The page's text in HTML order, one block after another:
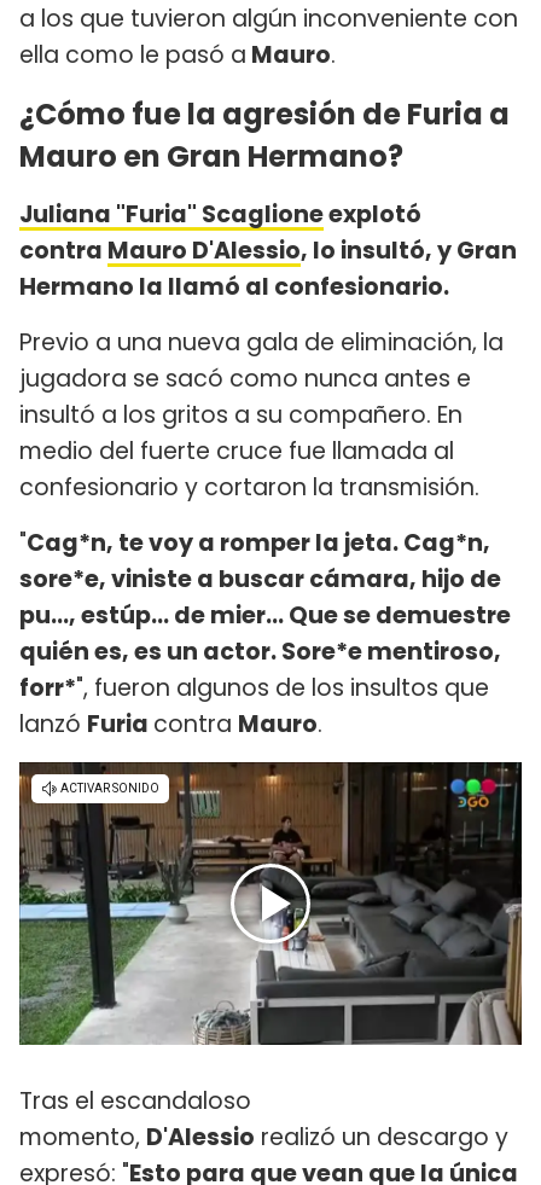
a los que tuvieron algún inconveniente con
ella como le pasó a Mauro.
¿Cómo fue la agresión de Furia a
Mauro en Gran Hermano?
Juliana "Furia" Scaglioneexplotó
contra Mauro D'Alessio, lo insultó, y Gran
Hermano la llamó al confesionario.
Previo a una nueva gala de eliminación, la
jugadora se sacó como nunca antes e
insultó a los gritos a su compañero. En
medio del fuerte cruce fue llamada al
confesionario y cortaron la transmisión.
"Cag*n, te voy a romper la jeta. Cag*n,
sore*e, viniste a buscar cámara, hijo de
pu..., estúp... de mier... Que se demuestre
quién es, es un actor. Sore*e mentiroso,
forr*", fueron algunos de los insultos que
lanzó Furia contra Mauro.
Tras el escandaloso
momento, D'Alessio realizó un descargo y
expresó: "Esto para que vean que la única